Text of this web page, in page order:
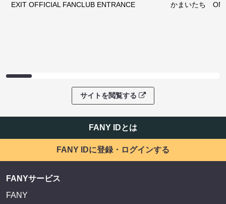
EXIT OFFICIAL FANCLUB ENTRANCE かまいたち
サイトを閲覧する
FANY IDとは
FANY IDに登録・ログインする
FANYサービス
FANY